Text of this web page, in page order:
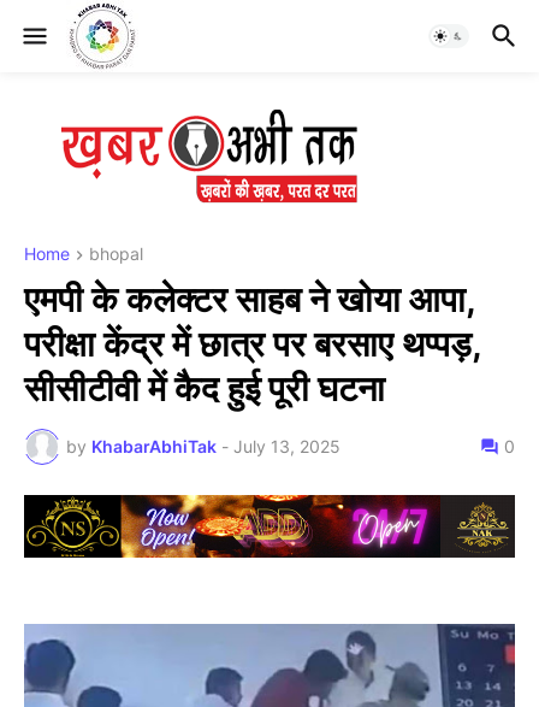
Home bhopal
एमपी के कलेक्टर साहब ने खोया आपा,
परीक्षा केंद्र में छात्र पर बरसाए थप्पड़,
सीसीटीवी में कैद हुई पूरी घटना
by KhabarAbhiTak - July 13, 2025 0